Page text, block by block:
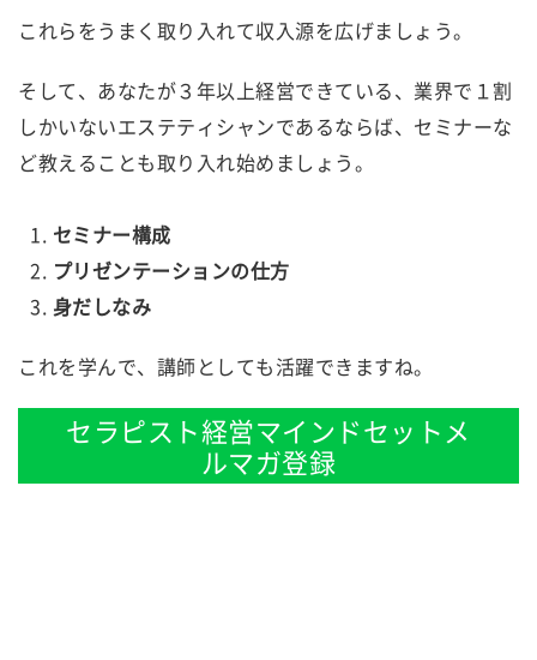
これらをうまく取り入れて収入源を広げましょう。
そして、あなたが３年以上経営できている、業界で１割
しかいないエステティシャンであるならば、セミナーな
ど教えることも取り入れ始めましょう。
セミナー構成
プリゼンテーションの仕方
身だしなみ
これを学んで、講師としても活躍できますね。
セラピスト経営マインドセットメ
ルマガ登録